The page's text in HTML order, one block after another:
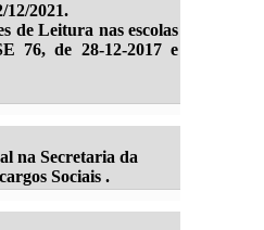
2021.
de Leitura nas escolas
76, de 28-12-2017 e
na Secretaria da
Sociais .